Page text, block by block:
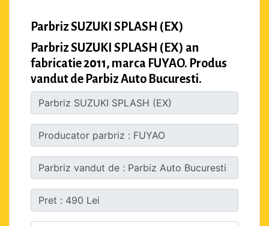
Parbriz SUZUKI SPLASH (EX)
Parbriz SUZUKI SPLASH (EX) an
fabricatie 2011, marca FUYAO. Produs
vandut de Parbiz Auto Bucuresti.